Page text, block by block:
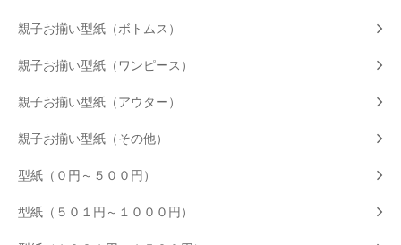
親子お揃い型紙（ボトムス）
親子お揃い型紙（ワンピース）
親子お揃い型紙（アウター）
親子お揃い型紙（その他）
型紙（０円～５００円）
型紙（５０１円～１０００円）